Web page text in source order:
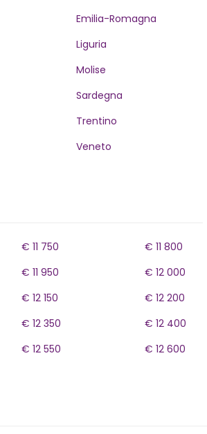
Emilia-Romagna
Liguria
Molise
Sardegna
Trentino
Veneto
€ 11 750
€ 11 800
€ 11 950
€ 12 000
€ 12 150
€ 12 200
€ 12 350
€ 12 400
€ 12 550 € 12 600